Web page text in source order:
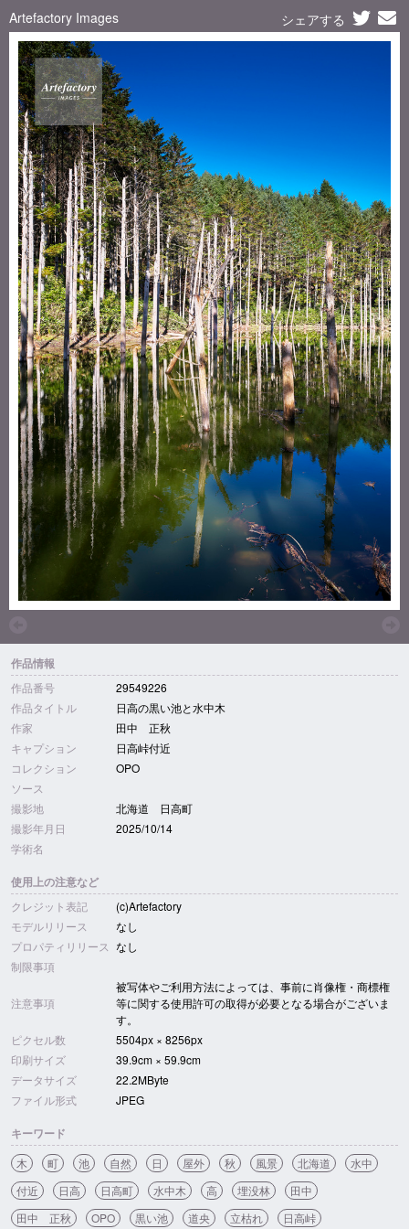
Artefactory Images シェアする
作品情報
作品番号
29549226
作品タイトル
日高の黒い池と水中木
作家
田中 正秋
キャプション
日高峠付近
コレクション
OPO
ソース
撮影地
北海道 日高町
撮影年月日
2025/10/14
学術名
使用上の注意など
クレジット表記
(c)Artefactory
モデルリリース
なし
プロパティリリース なし
制限事項
注意事項
被写体やご利用方法によっては、事前に肖像権・商標権
等に関する使用許可の取得が必要となる場合がございま
す。
ピクセル数
5504px × 8256px
印刷サイズ
39.9cm × 59.9cm
データサイズ
22.2MByte
ファイル形式
JPEG
キーワード
木 町 池 自然 日 屋外 秋 風景 北海道
水中
付近
日高 日高町 水中木 高 埋没林
田中
田中 正秋
OPO 黒い池 道央 立枯れ 日高峠